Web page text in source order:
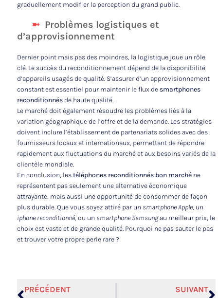
graduellement modifier la perception du grand public.
Problèmes logistiques et
d’approvisionnement
Dernier point mais pas des moindres, la logistique joue un rôle
clé. Le succès du reconditionnement dépend de la disponibilité
d’appareils usagés de qualité. S’assurer d’un approvisionnement
constant est essentiel pour maintenir le flux de smartphones
reconditionnésde haute qualité.
Le marché doit également résoudre les problèmes liés à la
variation géographique de l’offre et de la demande. Les stratégies
doivent inclure l’établissement de partenariats solides avec des
fournisseurs locaux et internationaux, permettant de répondre
rapidement aux fluctuations du marché et aux besoins variés de la
clientèle mondiale.
En conclusion, lestéléphones reconditionnés bon marché ne
représentent pas seulement une alternative économique
attrayante, mais aussi une opportunité de consommer de façon
plus durable. Que vous soyez attiré par un smartphone Apple, un
iphone reconditionné, ou un smartphone Samsungau meilleur prix, le
choix est vaste et de grande qualité. Pourquoi ne pas sauter le pas
et trouver votre propre perle rare ?
PRÉCÉDENT SUIVANT